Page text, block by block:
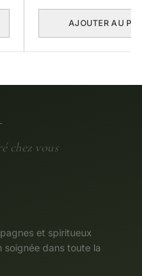
AJOUTER AU
chez vous
et spiritueux
dans toute la